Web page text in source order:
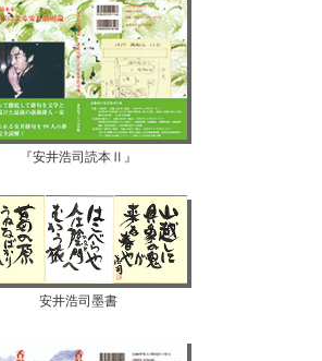
『安井浩司読本Ⅱ』
安井浩司墨書